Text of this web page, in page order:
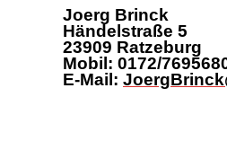
Joerg Brinck
Händelstraße 5
23909 Ratzeburg
Mobil: 0172/
E-Mail: